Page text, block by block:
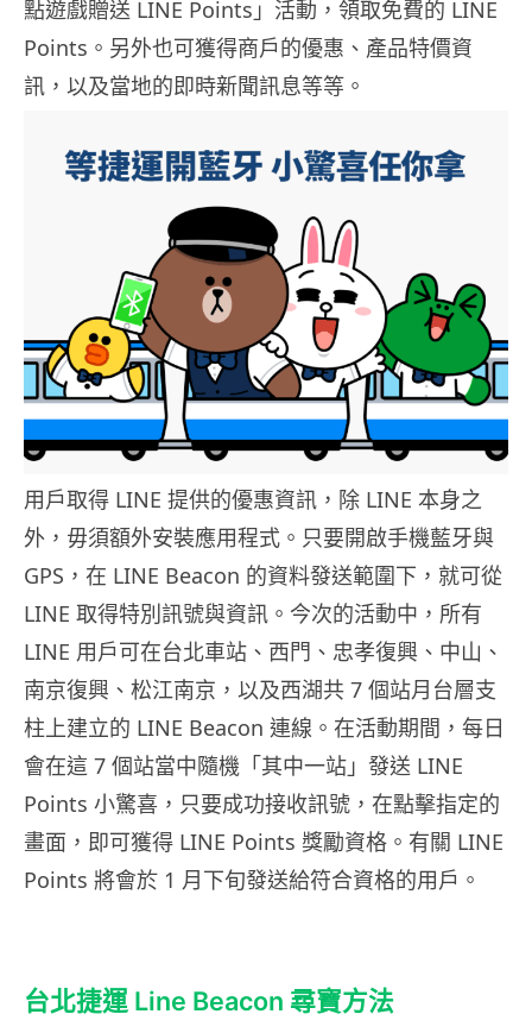
點遊戲贈送 LINE Points」活動，領取免費的 LINE
Points。另外也可獲得商戶的優惠、產品特價資
訊，以及當地的即時新聞訊息等等。
用戶取得 LINE 提供的優惠資訊，除 LINE 本身之
外，毋須額外安裝應用程式。只要開啟手機藍牙與
GPS，在 LINE Beacon 的資料發送範圍下，就可從
LINE 取得特別訊號與資訊。今次的活動中，所有
LINE 用戶可在台北車站、西門、忠孝復興、中山、
南京復興、松江南京，以及西湖共 7 個站月台層支
柱上建立的 LINE Beacon 連線。在活動期間，每日
會在這 7 個站當中隨機「其中一站」發送 LINE
Points 小驚喜，只要成功接收訊號，在點擊指定的
畫面，即可獲得 LINE Points 獎勵資格。有關 LINE
Points 將會於 1 月下旬發送給符合資格的用戶。
台北捷運 Line Beacon 尋寶方法